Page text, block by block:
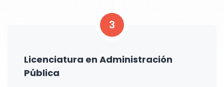
3
Licenciatura en Administración
Pública